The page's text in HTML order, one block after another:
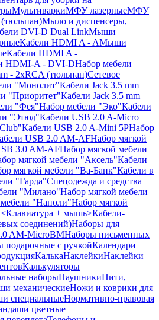
МультиваркиМФУ лазерныеМФУ
Мыло и диспенсеры,
DVI-D Dual LinkМыши
Кабели HDMI A - AМыши
Кабели HDMI A -
HDMI-A - DVI-DНабор мебели
- 2xRCA (тюльпан)Сетевое
"Монолит"Кабели Jack 3.5 mm
"Приоритет"Кабели Jack 3.5 mm
"Фея"Набор мебели "Эко"Кабели
"Этюд"Кабели USB 2.0 A-Micro
Кабели USB 2.0 A-Mini 5PНабор
USB 2.0 AM-AFНабор мягкой
3.0 AM-AFНабор мягкой мебели
мягкой мебели "Аксель"Кабели
мягкой мебели "Ва-Банк"Кабели в
"Гарда"Спецодежда и средства
"Милано"Набор мягкой мебели
"Наполи"Набор мягкой
+ мышь>Кабели-
соединений)Наборы для
AM-MicroBMНаборы письменных
подарочные с ручкойКалендари
КалькаНаклейкиНаклейки
Калькуляторы
наборыНаушникиНити,
механическиеНожи и коврики для
специальныеНормативно-правовая
цветные